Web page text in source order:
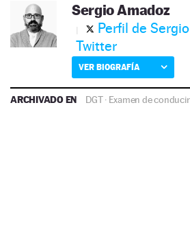
Sergio Amadoz
Perfil de
Twitter
VER BIOGRAFÍA
ARCHIVADO EN DGT· Examen de conducir